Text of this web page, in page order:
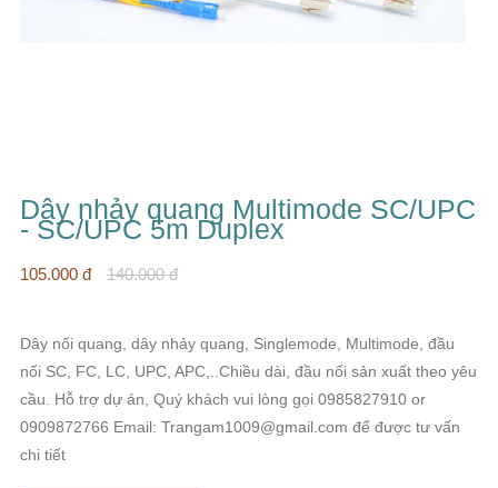
Dây nhảy quang Multimode SC/UPC
- SC/UPC 5m Duplex
105.000 đ 140.000 đ
Dây nối quang, dây nhảy quang, Singlemode, Multimode, đầu
nối SC, FC, LC, UPC, APC,..Chiều dài, đầu nối sản xuất theo yêu
cầu. Hỗ trợ dự án, Quý khách vui lòng gọi 0985827910 or
0909872766 Email: Trangam1009@gmail.com để được tư vấn
chi tiết